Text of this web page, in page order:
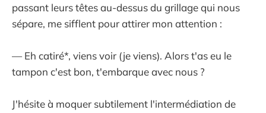
passant leurs têtes au-dessus du grillage qui nous
sépare, me sifflent pour attirer mon attention :
— Eh catiré*, viens voir (je viens). Alors t'as eu le
tampon c'est bon, t'embarque avec nous ?
J'hésite à moquer subtilement l'intermédiation de